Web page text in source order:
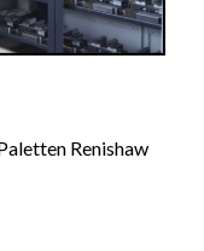
Renishaw